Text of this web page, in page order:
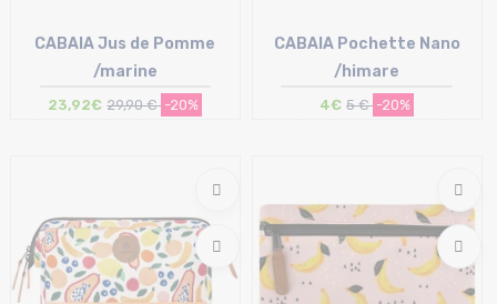
CABAIA Jus de Pomme
/marine
23,92€ 29,90 € -20%
CABAIA Pochette Nano
/himare
4€ 5 € -20%